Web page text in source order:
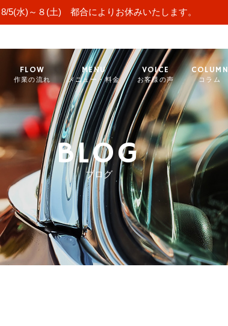
8/5(水)～８(土) 都合によりお休みいたします。
FLOW
作業の流れ
MENU
メニュー・料金
VOICE
お客様の声
COLUMN
コラム
BLOG
ブログ